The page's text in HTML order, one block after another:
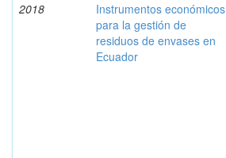
2018
Instrumentos económicos
para la gestión de
residuos de envases en
Ecuador